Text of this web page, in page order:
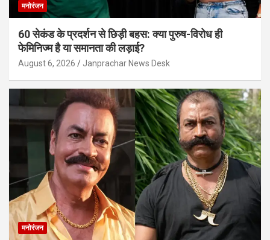
मनोरंजन
60 सेकंड के प्रदर्शन से छिड़ी बहस: क्या पुरुष-विरोध ही
फेमिनिज्म है या समानता की लड़ाई?
August 6, 2026 Janprachar News Desk
मनोरंजन